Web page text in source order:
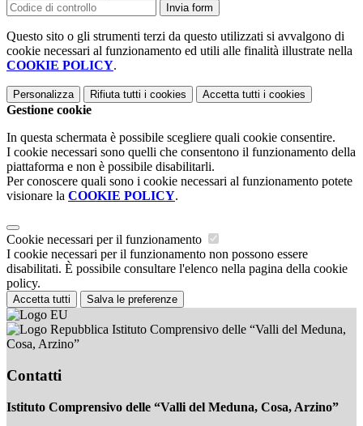
Invia form
Questo sito o gli strumenti terzi da questo utilizzati si avvalgono di
cookie necessari al funzionamento ed utili alle finalità illustrate nella
COOKIE POLICY.
Personalizza Rifiuta tutti i cookies Accetta tutti i cookies
Gestione cookie
In questa schermata è possibile scegliere quali cookie consentire.
I cookie necessari sono quelli che consentono il funzionamento della
piattaforma e non è possibile disabilitarli.
Per conoscere quali sono i cookie necessari al funzionamento potete
visionare la COOKIE POLICY.
Cookie necessari per il funzionamento
I cookie necessari per il funzionamento non possono essere
disabilitati. È possibile consultare l'elenco nella pagina della cookie
policy.
Accetta tutti Salva le preferenze
Istituto Comprensivo delle “Valli del Meduna,
Cosa, Arzino”
Contatti
Istituto Comprensivo delle “Valli del Meduna, Cosa, Arzino”